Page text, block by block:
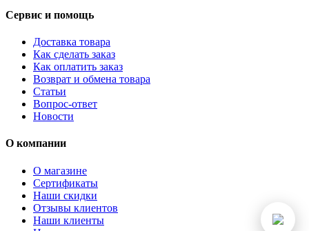
Сервис и помощь
Доставка товара
Как сделать заказ
Как оплатить заказ
Возврат и обмена товара
Статьи
Вопрос-ответ
Новости
О компании
О магазине
Сертификаты
Наши скидки
Отзывы клиентов
Наши клиенты